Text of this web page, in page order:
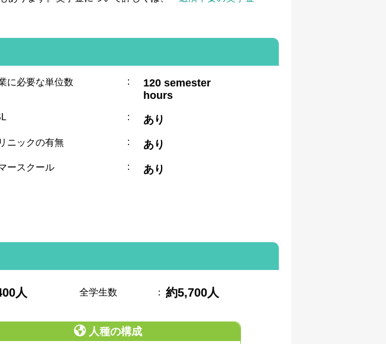
に必要な単位数 :
120 semester
hours
: あり
ニックの有無 : あり
ースクール : あり
人 全学生数 ： 約5,700人
人種の構成